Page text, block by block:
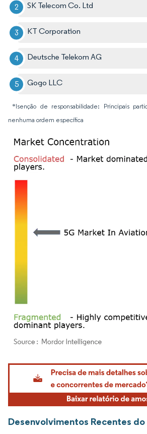
SK Telecom Co. Ltd
KT Corporation
Deutsche Telekom AG
Gogo LLC
*Isenção de responsabilidade: Principais
nenhuma ordem específica
Imagem © Mordor Intelligence. O reuso requer
Desenvolvimentos Recentes